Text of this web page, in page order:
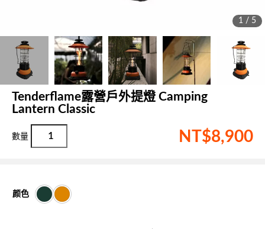
1 / 5
Tenderflame露營戶外提燈 Camping
Lantern Classic
NT$8,900
颜色